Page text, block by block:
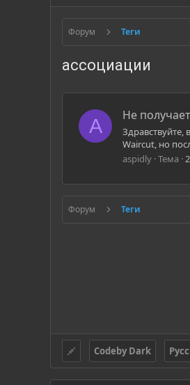
Форум Теги
ассоциации
A Не
Waircut, но
aspidly Тема
Форум Теги
Codeby Dark